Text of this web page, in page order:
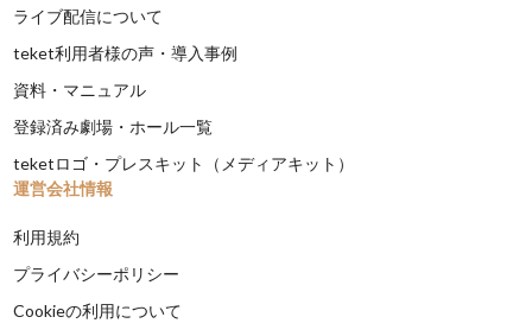
ライブ配信について
teket利用者様の声・導入事例
資料・マニュアル
登録済み劇場・ホール一覧
teketロゴ・プレスキット（メディアキット）
運営会社情報
利用規約
プライバシーポリシー
Cookieの利用について